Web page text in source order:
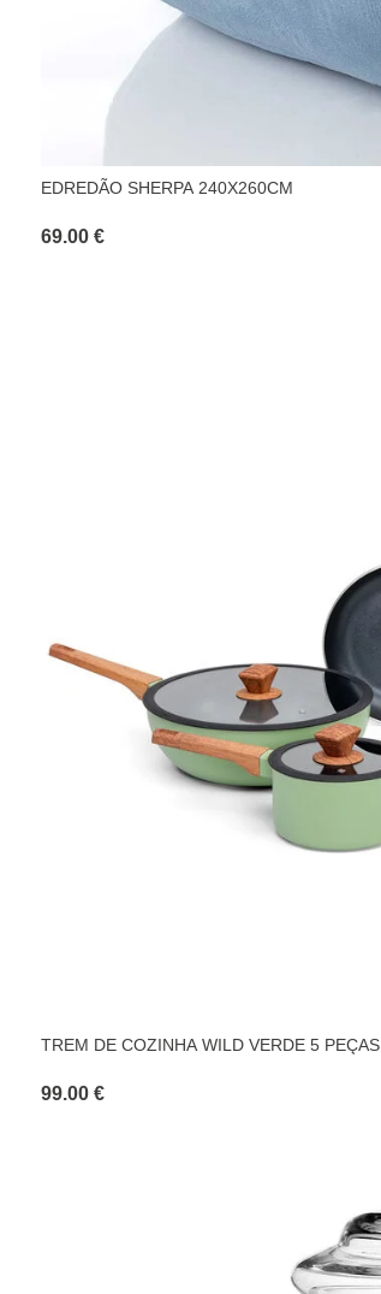
EDREDÃO SHERPA 240X260CM
69.00 €
TREM DE COZINHA WILD VERDE 5 PEÇAS
99.00 €